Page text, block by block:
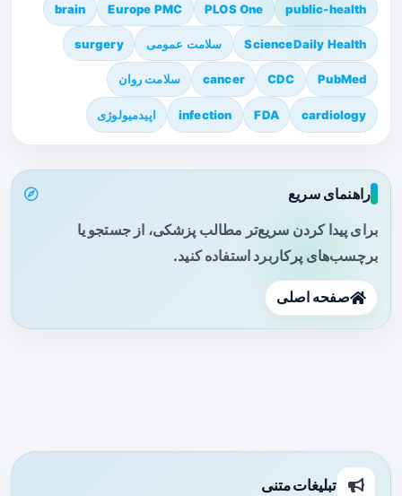
public-health
PLOS One
Europe PMC
brain
ScienceDaily Health سلامت عمومی surgery
PubMed
CDC
cancer سلامت روان
cardiology
FDA
infection اپیدمیولوژی
راهنمای سریع
برای پیدا کردن سریع‌تر مطالب پزشکی، از جستجو یا
برچسب‌های پرکاربرد استفاده کنید.
صفحه اصلی
تبلیغات متنی